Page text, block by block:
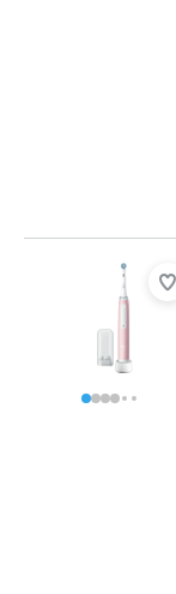
Beoordeling is 8,6